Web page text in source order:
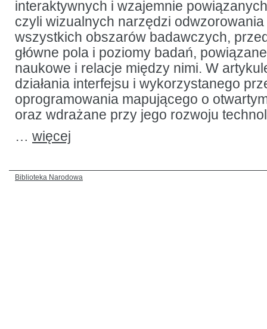
interaktywnych i wzajemnie
czyli wizualnych narzędzi
wszystkich obszarów badawczych,
główne pola i poziomy badań,
naukowe i relacje między nimi. W
działania interfejsu i wykorzystanego
oprogramowania mapującego o
oraz wdrażane przy jego rozwoju
… więcej
Biblioteka Narodowa